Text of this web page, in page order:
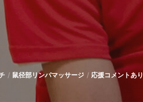
鼠径部リンパマッサージ 応援コメントあり